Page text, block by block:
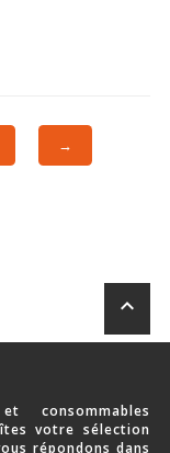
→
keyboard_arrow_up
consommables
votre sélection
répondons dans